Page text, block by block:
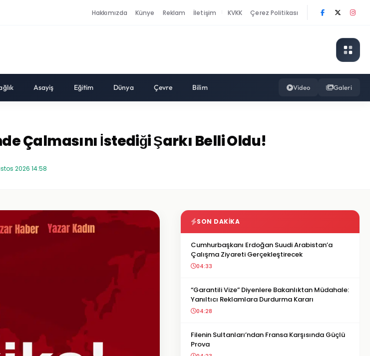
Hakkımızda Künye Reklam İletişim KVKK Çerez Politikası
Asayiş Eğitim Dünya Çevre Bilim Video Galeri
Çalmasını İstediği Şarkı Belli Oldu!
2026 14:58
SON DAKIKA
Cumhurbaşkanı Erdoğan Suudi Arabistan’a
Çalışma Ziyareti Gerçekleştirecek
04:33
“Garantili Vize” Diyenlere Bakanlıktan Müdahale:
Yanıltıcı Reklamlara Durdurma Kararı
04:28
Filenin Sultanları’ndan Fransa Karşısında Güçlü
Prova